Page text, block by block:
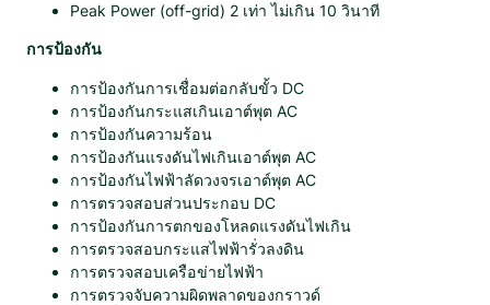
Peak Power (off-grid) 2 เท่า ไม่เกิน 10 วินาที
การป้องกัน
การป้องกันการเชื่อมต่อกลับขั้ว DC
การป้องกันกระแสเกินเอาต์พุต AC
การป้องกันความร้อน
การป้องกันแรงดันไฟเกินเอาต์พุต AC
การป้องกันไฟฟ้าลัดวงจรเอาต์พุต AC
การตรวจสอบส่วนประกอบ DC
การป้องกันการตกของโหลดแรงดันไฟเกิน
การตรวจสอบกระแสไฟฟ้ารั่วลงดิน
การตรวจสอบเครือข่ายไฟฟ้า
การตรวจจับความผิดพลาดของกราวด์